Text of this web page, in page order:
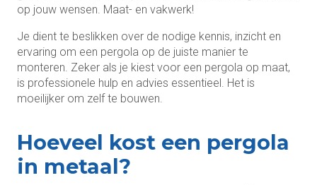
op jouw wensen. Maat- en vakwerk!
Je dient te beslikken over de nodige kennis, inzicht en
ervaring om een ​​pergola op de juiste manier te
monteren. Zeker als je kiest voor een pergola op maat,
is professionele hulp en advies essentieel. Het is
moeilijker om zelf te bouwen.
Hoeveel kost een pergola
in metaal?